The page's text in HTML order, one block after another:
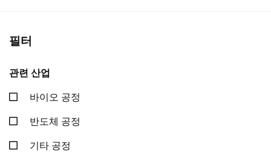
필터
관련 산업
바이오 공정
반도체 공정
기타 공정